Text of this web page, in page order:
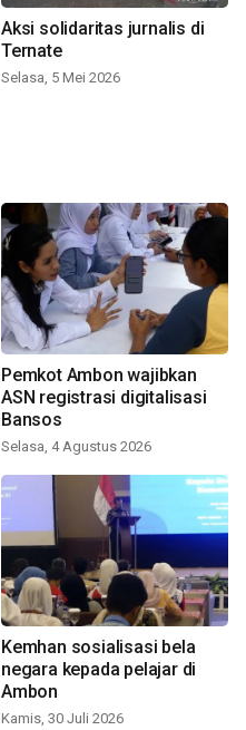
Aksi solidaritas jurnalis di
Ternate
Selasa, 5 Mei 2026
Pemkot Ambon wajibkan
ASN registrasi digitalisasi
Bansos
Selasa, 4 Agustus 2026
Kemhan sosialisasi bela
negara kepada pelajar di
Ambon
Kamis, 30 Juli 2026